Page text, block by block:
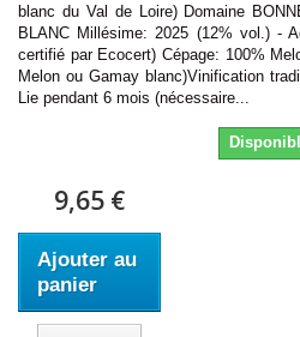
blanc du Val de Loire) Domaine
BLANC Millésime: 2025 (12% vol.) -
certifié par Ecocert) Cépage: 100%
Melon ou Gamay blanc)Vinification
Lie pendant 6 mois (nécessaire...
9,65 €
Ajouter au
panier